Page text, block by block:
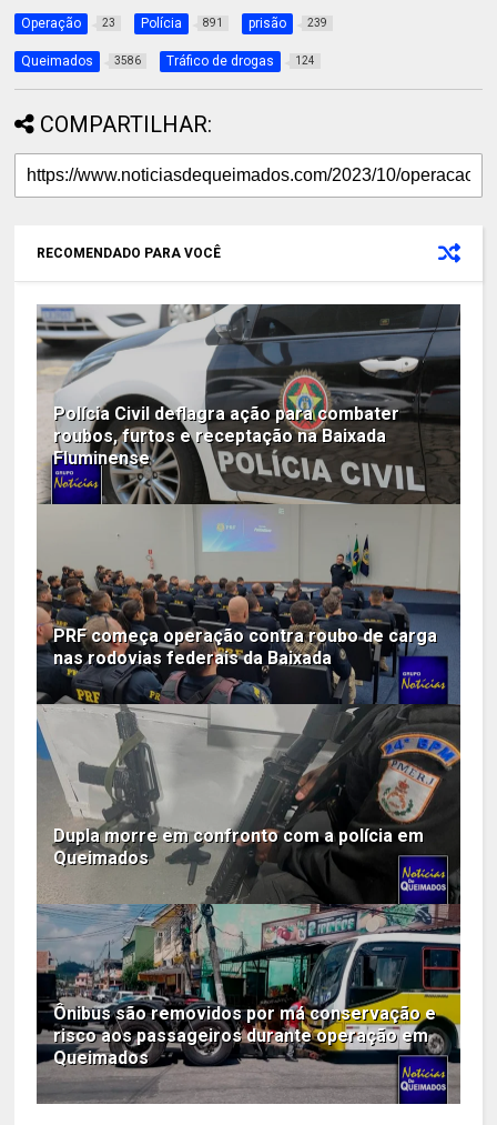
Operação 23 Polícia 891 prisão 239
Queimados 3586 Tráfico de drogas 124
COMPARTILHAR:
RECOMENDADO PARA VOCÊ
Polícia Civil deflagra ação para combater
roubos, furtos e receptação na Baixada
Fluminense
PRF começa operação contra roubo de carga
nas rodovias federais da Baixada
Dupla morre em confronto com a polícia em
Queimados
Ônibus são removidos por má conservação e
risco aos passageiros durante operação em
Queimados